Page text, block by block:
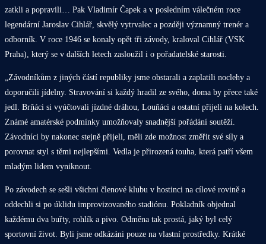
zatkli a popravili… Pak Vladimír Čapek a v posledním válečném roce
legendární Jaroslav Cihlář, skvělý vytrvalec a později významný trenér a
odborník. V roce 1946 se konaly opět tři závody, kraloval Cihlář (VSK
Praha), který se v dalších letech zasloužil i o pořadatelské starosti.
„Závodníkům z jiných částí republiky jsme obstarali a zaplatili noclehy a
doporučili jídelny. Stravování si každý hradil ze svého, doma by přece také
jedl. Brňáci si vyúčtovali jízdné dráhou, Louňáci a ostatní přijeli na kolech.
Známé amatérské podmínky umožňovaly snadnější pořádání soutěží.
Závodníci by nakonec stejně přijeli, měli zde možnost změřit své síly a
porovnat styl s těmi nejlepšími. Vedla je přirozená touha, která patří všem
mladým lidem vyniknout.
Po závodech se sešli všichni členové klubu v hostinci na cílové rovině a
oddechli si po úklidu improvizovaného stadiónu. Pokladník objednal
každému dva buřty, rohlík a pivo. Odměna tak prostá, jaký byl celý
sportovní život. Byli jsme odkázáni pouze na vlastní prostředky. Krátké